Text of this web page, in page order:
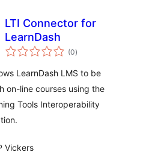
LTI Connector for
LearnDash
(0общо
оценки
)
LearnDash LMS to be
on-line courses using the
Tools Interoperability
Vickers